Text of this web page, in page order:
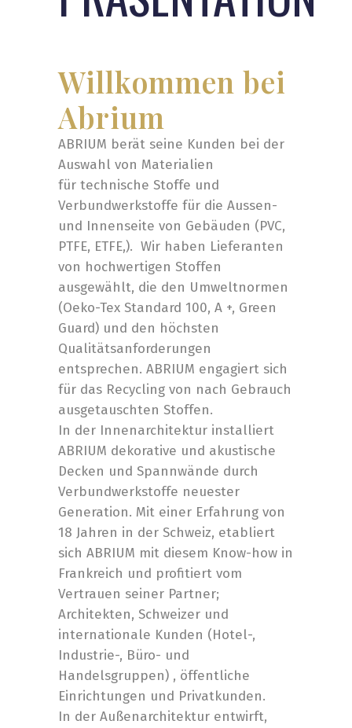
Willkommen bei
Abrium
ABRIUM berät seine Kunden bei der
Auswahl von Materialien
für technische Stoffe und
Verbundwerkstoffe für die Aussen-
und Innenseite von Gebäuden (PVC,
PTFE, ETFE,). Wir haben Lieferanten
von hochwertigen Stoffen
ausgewählt, die den Umweltnormen
(Oeko-Tex Standard 100, A +, Green
Guard) und den höchsten
Qualitätsanforderungen
entsprechen. ABRIUM engagiert sich
für das Recycling von nach Gebrauch
ausgetauschten Stoffen.
In der Innenarchitektur installiert
ABRIUM dekorative und akustische
Decken und Spannwände durch
Verbundwerkstoffe neuester
Generation. Mit einer Erfahrung von
18 Jahren in der Schweiz, etabliert
sich ABRIUM mit diesem Know-how in
Frankreich und profitiert vom
Vertrauen seiner Partner;
Architekten, Schweizer und
internationale Kunden (Hotel-,
Industrie-, Büro- und
Handelsgruppen) , öffentliche
Einrichtungen und Privatkunden.
In der Außenarchitektur entwirft,